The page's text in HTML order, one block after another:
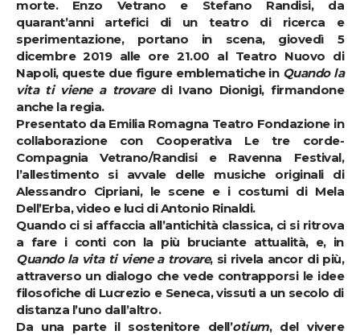
morte. Enzo Vetrano e Stefano Randisi, da
quarant’anni artefici di un teatro di ricerca e
sperimentazione, portano in scena, giovedì 5
dicembre 2019alle ore 21.00 al Teatro Nuovo di
Napoli, queste due figure emblematiche in Quando la
vita ti viene a trovaredi Ivano Dionigi, firmandone
anche la regia.
Presentato da Emilia Romagna Teatro Fondazione in
collaborazione con Cooperativa Le tre corde-
Compagnia Vetrano/Randisi e Ravenna Festival,
l’allestimento si avvale delle musiche originali di
Alessandro Cipriani, le scene e i costumi di Mela
Dell’Erba, video e luci di Antonio Rinaldi.
Quando ci si affaccia all’antichità classica, ci si ritrova
a fare i conti con la più bruciante attualità, e, in
Quando la vita ti viene a trovare, si rivela ancor di più,
attraverso un dialogo che vede contrapporsi le idee
filosofiche di Lucrezio e Seneca, vissuti a un secolo di
distanza l’uno dall’altro.
Da una parte il sostenitore dell’otium, del vivere